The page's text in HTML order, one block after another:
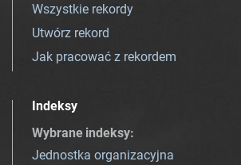
Wszystkie rekordy
Utwórz rekord
Jak pracować z rekordem
Indeksy
Wybrane indeksy:
Jednostka organizacyjna